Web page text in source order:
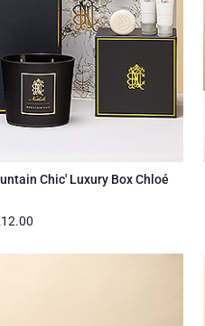
Chic' Luxury Box Chloé